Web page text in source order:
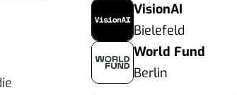
VisionAI
Bielefeld
World Fund
Berlin